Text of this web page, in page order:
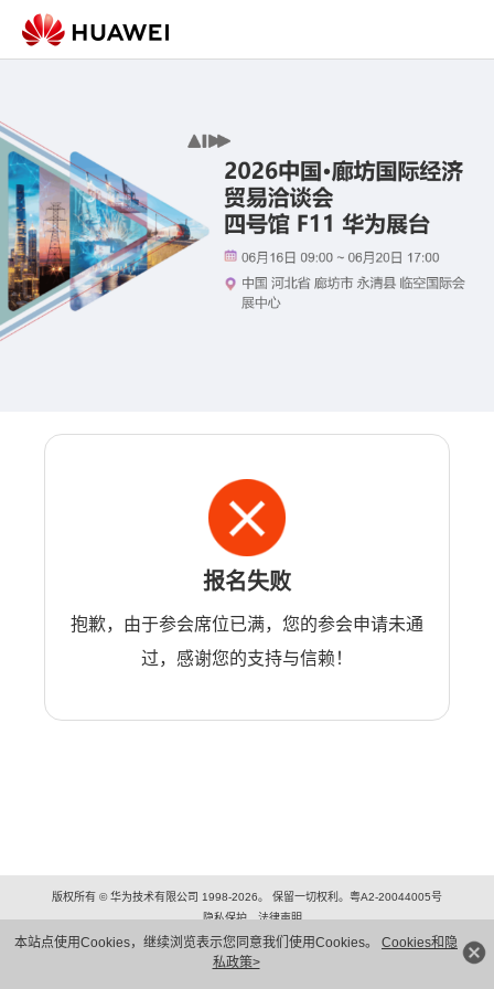
本站点使用Cookies，继续浏览表示您同意我们使用Cookies。 Cookies和隐
私政策>
报名失败
抱歉，由于参会席位已满，您的参会申请未通
过，感谢您的支持与信赖！
版权所有 © 华为技术有限公司 1998-2026。 保留一切权利。粤A2-20044005号
隐私保护
法律声明